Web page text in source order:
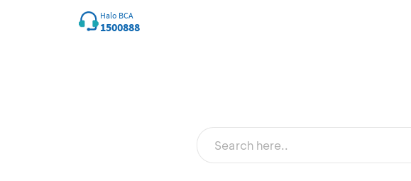
Halo BCA
1500888